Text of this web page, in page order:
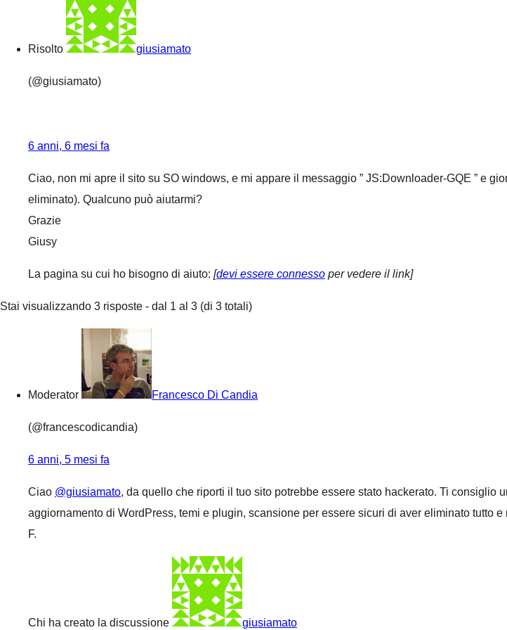
Risolto giusiamato
(@giusiamato)
6 anni, 6 mesi fa
Ciao, non mi apre il sito su SO windows, e mi appare il messaggio ” JS:Downloader-GQE ” e
eliminato). Qualcuno può aiutarmi?
Grazie
Giusy
La pagina su cui ho bisogno di aiuto: [devi essere connesso per vedere il link]
Stai visualizzando 3 risposte - dal 1 al 3 (di 3 totali)
Moderator Francesco Di Candia
(@francescodicandia)
6 anni, 5 mesi fa
Ciao @giusiamato, da quello che riporti il tuo sito potrebbe essere stato hackerato. Ti consiglio
aggiornamento di WordPress, temi e plugin, scansione per essere sicuri di aver eliminato tutto e
F.
Chi ha creato la discussione giusiamato